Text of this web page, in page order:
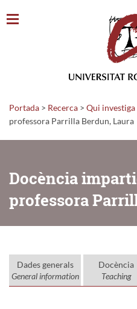
Portada > Recerca > Qui investiga
professora Parrilla Berdun, Laura
Docència
professora
Dades generals
General information
Docència
Teaching